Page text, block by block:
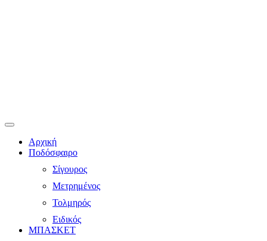
Αρχική
Ποδόσφαιρο
Σίγουρος
Μετρημένος
Τολμηρός
Ειδικός
ΜΠΑΣΚΕΤ